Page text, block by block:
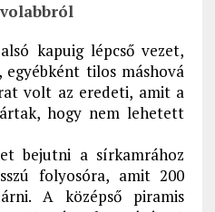
kapuig lépcső vezet,
egyébként tilos máshová
volt az eredeti, amit a
hogy nem lehetett
bejutni a sírkamrához
folyosóra, amit 200
A középső piramis